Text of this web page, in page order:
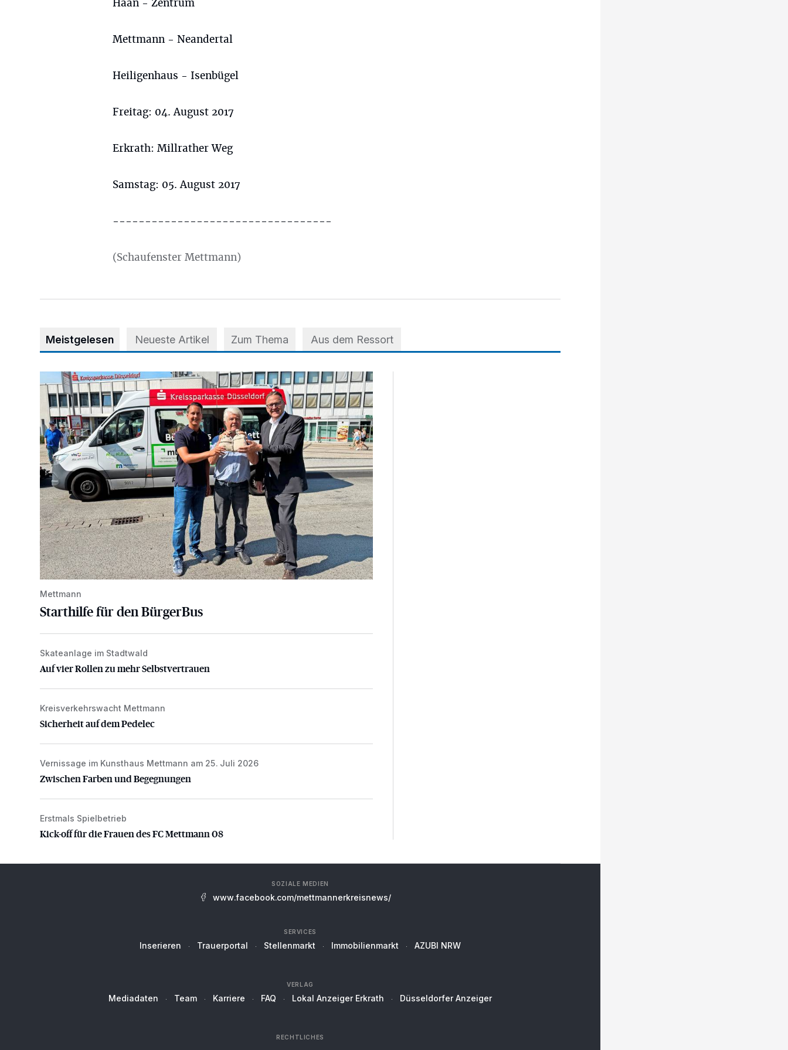
Haan - Zentrum
Mettmann - Neandertal
Heiligenhaus - Isenbügel
Freitag: 04. August 2017
Erkrath: Millrather Weg
Samstag: 05. August 2017
----------------------------------
(Schaufenster Mettmann)
Meistgelesen Neueste Artikel Zum Thema Aus dem Ressort
Starthilfe für den BürgerBus
Mettmann
Starthilfe für den BürgerBus
Auf vier Rollen zu mehr Selbstvertrauen
Skateanlage im Stadtwald
Auf vier Rollen zu mehr Selbstvertrauen
Sicherheit auf dem Pedelec
Kreisverkehrswacht Mettmann
Sicherheit auf dem Pedelec
Zwischen Farben und Begegnungen
Vernissage im Kunsthaus Mettmann am 25. Juli 2026
Zwischen Farben und Begegnungen
Kick-off für die Frauen des FC Mettmann 08
Erstmals Spielbetrieb
Kick-off für die Frauen des FC Mettmann 08
SOZIALE MEDIEN
www.facebook.com/mettmannerkreisnews/
SERVICES
Inserieren Trauerportal Stellenmarkt Immobilienmarkt AZUBI NRW
VERLAG
Mediadaten Team Karriere FAQ Lokal Anzeiger Erkrath Düsseldorfer Anzeiger
RECHTLICHES